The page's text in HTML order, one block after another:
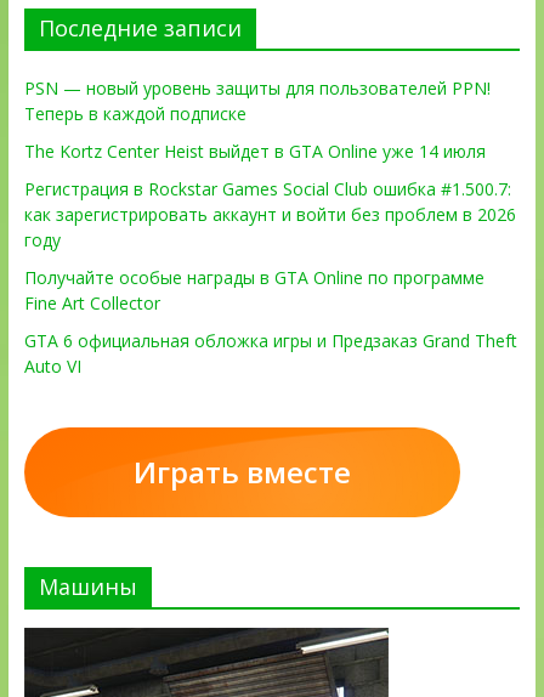
Последние записи
PSN — новый уровень защиты для пользователей PPN!
Теперь в каждой подписке
The Kortz Center Heist выйдет в GTA Online уже 14 июля
Регистрация в Rockstar Games Social Club ошибка #1.500.7:
как зарегистрировать аккаунт и войти без проблем в 2026
году
Получайте особые награды в GTA Online по программе
Fine Art Collector
GTA 6 официальная обложка игры и Предзаказ Grand Theft
Auto VI
Играть вместе
Машины